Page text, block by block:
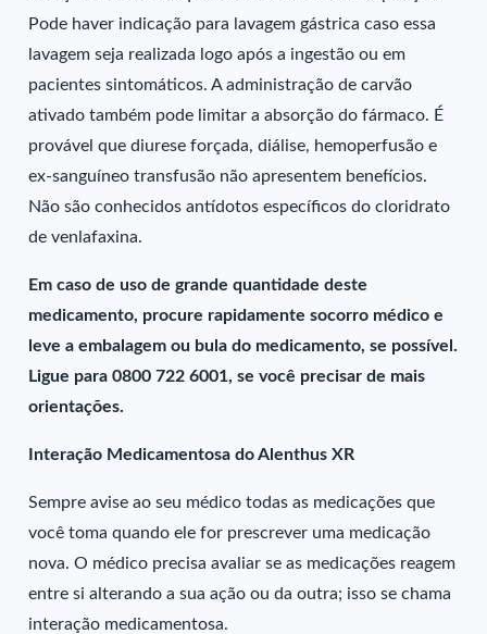
Pode haver indicação para lavagem gástrica caso essa
lavagem seja realizada logo após a ingestão ou em
pacientes sintomáticos. A administração de carvão
ativado também pode limitar a absorção do fármaco. É
provável que diurese forçada, diálise, hemoperfusão e
ex-sanguíneo transfusão não apresentem benefícios.
Não são conhecidos antídotos específicos do cloridrato
de venlafaxina.
Em caso de uso de grande quantidade deste
medicamento, procure rapidamente socorro médico e
leve a embalagem ou bula do medicamento, se possível.
Ligue para 0800 722 6001, se você precisar de mais
orientações.
Interação Medicamentosa do Alenthus XR
Sempre avise ao seu médico todas as medicações que
você toma quando ele for prescrever uma medicação
nova. O médico precisa avaliar se as medicações reagem
entre si alterando a sua ação ou da outra; isso se chama
interação medicamentosa.